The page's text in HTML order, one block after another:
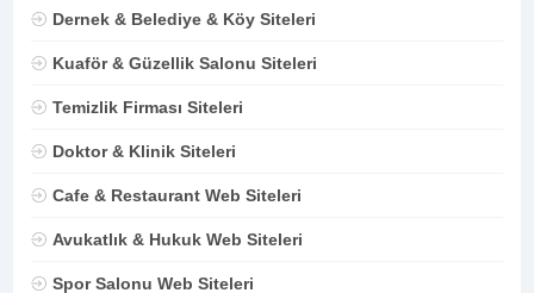
Dernek & Belediye & Köy Siteleri
Kuaför & Güzellik Salonu Siteleri
Temizlik Firması Siteleri
Doktor & Klinik Siteleri
Cafe & Restaurant Web Siteleri
Avukatlık & Hukuk Web Siteleri
Spor Salonu Web Siteleri